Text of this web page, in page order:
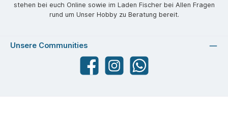
stehen bei euch Online sowie im Laden Fischer bei Allen Fragen
rund um Unser Hobby zu Beratung bereit.
Unsere Communities
Facebook angelparadiesstraubing
WhatsApp